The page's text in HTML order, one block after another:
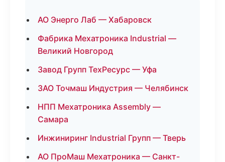
АО Энерго Лаб — Хабаровск
Фабрика Мехатроника Industrial —
Великий Новгород
Завод Групп ТехРесурс — Уфа
ЗАО Точмаш Индустрия — Челябинск
НПП Мехатроника Assembly —
Самара
Инжиниринг Industrial Групп — Тверь
АО ПроМаш Мехатроника — Санкт-